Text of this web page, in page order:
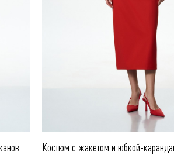
Костюм с жакетом и юбкой-